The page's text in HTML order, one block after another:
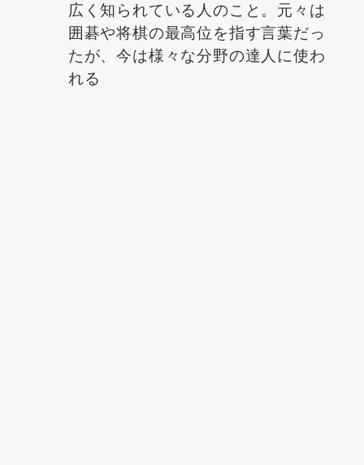
広く知られている人のこと。元々は
囲碁や将棋の最高位を指す言葉だっ
たが、今は様々な分野の達人に使わ
れる